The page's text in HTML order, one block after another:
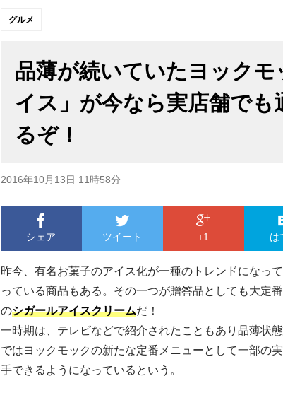
グルメ
品薄が続いていたヨック
イス」が今なら実店舗でも
るぞ！
2016年10月13日 11時58分
シェア ツイート +1 は
昨今、有名お菓子のアイス化が一種のトレンドになっ
っている商品もある。その一つが贈答品としても大定
のシガールアイスクリームだ！
一時期は、テレビなどで紹介されたこともあり品薄状
ではヨックモックの新たな定番メニューとして一部の
手できるようになっているという。